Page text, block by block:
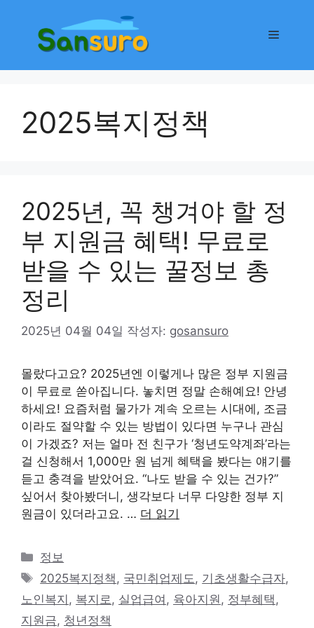
메
2025복지정책
2025년, 꼭 챙겨야 할 정
부 지원금 혜택! 무료로
받을 수 있는 꿀정보 총
정리
2025년 04월 04일 작성자: gosansuro
몰랐다고요? 2025년엔 이렇게나 많은 정부 지원금
이 무료로 쏟아집니다. 놓치면 정말 손해예요! 안녕
하세요! 요즘처럼 물가가 계속 오르는 시대에, 조금
이라도 절약할 수 있는 방법이 있다면 누구나 관심
이 가겠죠? 저는 얼마 전 친구가 ‘청년도약계좌’라는
걸 신청해서 1,000만 원 넘게 혜택을 봤다는 얘기를
듣고 충격을 받았어요. “나도 받을 수 있는 건가?”
싶어서 찾아봤더니, 생각보다 너무 다양한 정부 지
원금이 있더라고요. … 더 읽기
카
테
리
정보
태
그
2025복지정책 , 국민취업제도 , 기초생활수급자,
노인복지 , 복지로 , 실업급여 , 육아지원 , 정부혜택 ,
지원금, 청년정책